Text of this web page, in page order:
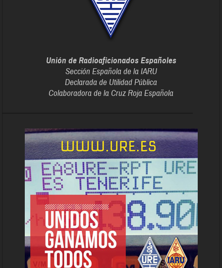
Unión de Radioaficionados Españoles
Sección Española de la IARU
Declarada de Utilidad Pública
Colaboradora de la Cruz Roja Española